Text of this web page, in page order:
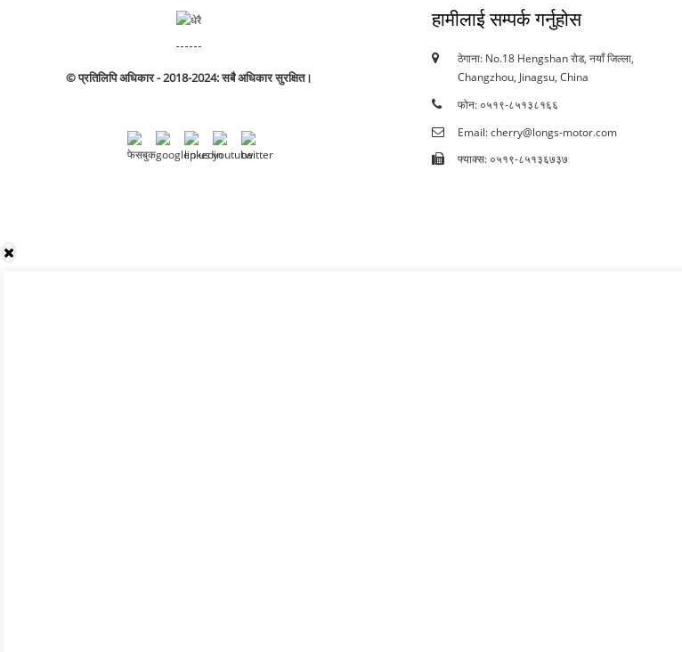
© प्रतिलिपि अधिकार - 2018-2024: सबै अधिकार सुरक्षित।
हामीलाई सम्पर्क गर्नुहोस
ठेगाना: No.18 Hengshan रोड, नयाँ जिल्ला,
Changzhou, Jinagsu, China
फोन: ०५१९-८५१३८१६६
Email: cherry@longs-motor.com
फ्याक्स: ०५१९-८५१३६७३७
18/10/19
प्रमाणपत्रहरू